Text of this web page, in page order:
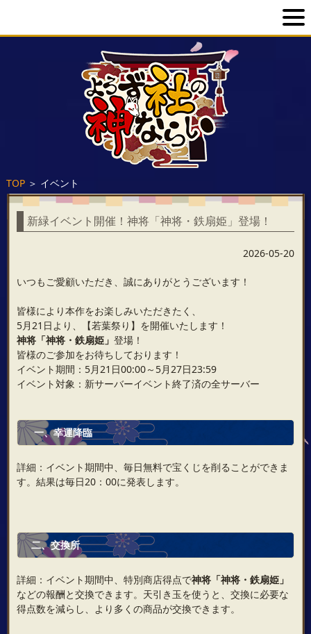
TOP＞ イベント
新緑イベント開催！神将「神将・鉄扇姫」登場！
2026-05-20
いつもご愛顧いただき、誠にありがとうございます！
皆様により本作をお楽しみいただきたく、
5月21日より、【若葉祭り】を開催いたします！
神将「神将・鉄扇姫」 登場！
皆様のご参加をお待ちしております！
イベント期間：5月21日00:00～5月27日23:59
イベント対象：新サーバーイベント終了済の全サーバー
一、幸運降臨
詳細：イベント期間中、毎日無料で宝くじを削ることができま
す。結果は毎日20：00に発表します。
二、交換所
詳細：イベント期間中、特別商店得点で神将「神将・鉄扇姫」
などの報酬と交換できます。天引き玉を使うと、交換に必要な
得点数を減らし、より多くの商品が交換できます。